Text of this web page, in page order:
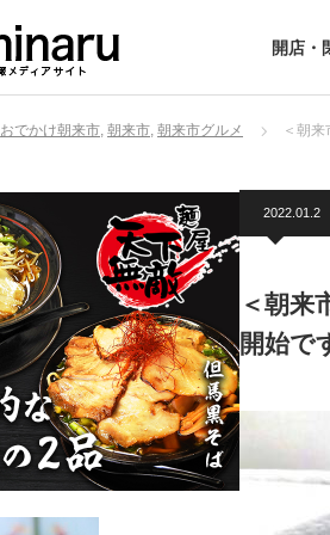
開店・
おでかけ朝来市, 朝来市, 朝来市グルメ ＜朝
2022.01.2
＜朝来
開始で